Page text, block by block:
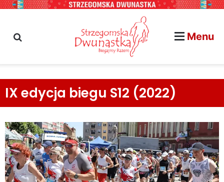
szukaj na stronie... Menu
IX edycja biegu S12 (2022)